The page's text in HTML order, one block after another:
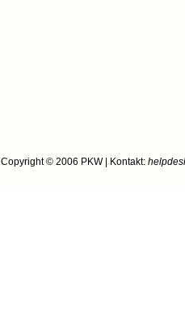
Copyright © 2006 PKW| Kontakt: